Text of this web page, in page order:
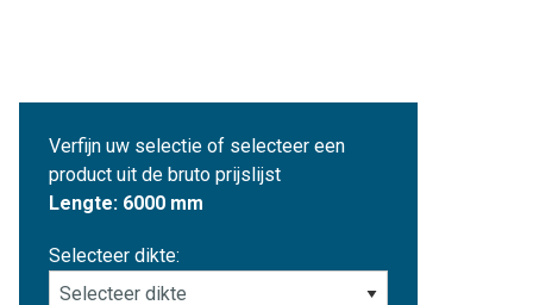
Verfijn uw selectie of selecteer een
product uit de bruto prijslijst
Lengte: 6000 mm
Selecteer dikte: